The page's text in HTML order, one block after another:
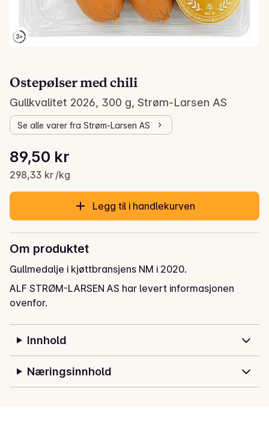
Ostepølser med chili
Gullkvalitet 2026, 300 g, Strøm-Larsen AS
Se alle varer fra Strøm-Larsen AS
Gjeldende pris er: 89,50 kr
89,50 kr
298,33 kr /kg
Stykkpris: 298,33 kr /kg
Legg til i handlekurven
Om produktet
Gullmedalje i kjøttbransjens NM i 2020.
ALF STRØM-LARSEN AS har levert informasjonen
ovenfor.
Innhold
Næringsinnhold